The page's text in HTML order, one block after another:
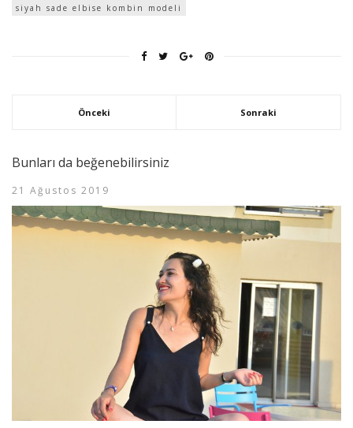
siyah sade elbise kombin modeli
Önceki Sonraki
Bunları da beğenebilirsiniz
21 Ağustos 2019